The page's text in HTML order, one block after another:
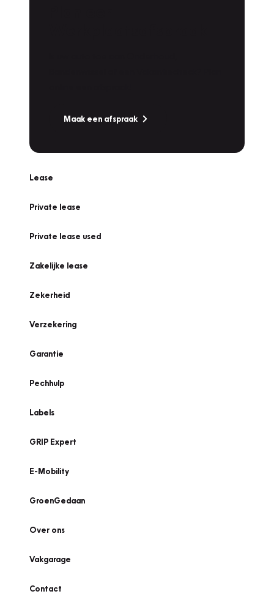
Maak een afspraak
Lease
Private lease
Private lease used
Zakelijke lease
Zekerheid
Verzekering
Garantie
Pechhulp
Labels
GRIP Expert
E-Mobility
GroenGedaan
Over ons
Vakgarage
Contact